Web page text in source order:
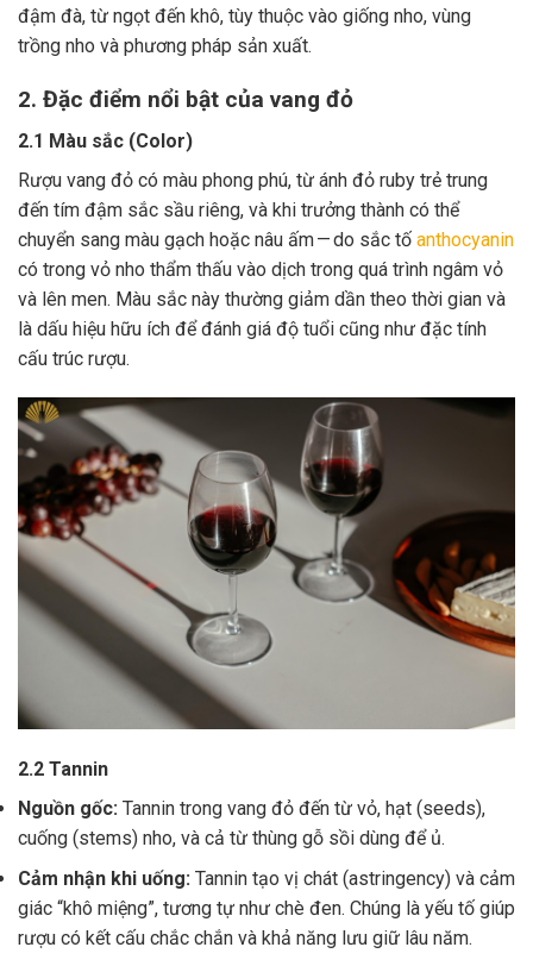
đậm đà, từ ngọt đến khô, tùy thuộc vào giống nho, vùng
trồng nho và phương pháp sản xuất.
2. Đặc điểm nổi bật của vang đỏ
2.1 Màu sắc (Color)
Rượu vang đỏ có màu phong phú, từ ánh đỏ ruby trẻ trung
đến tím đậm sắc sầu riêng, và khi trưởng thành có thể
chuyển sang màu gạch hoặc nâu ấm — do sắc tố anthocyanin
có trong vỏ nho thẩm thấu vào dịch trong quá trình ngâm vỏ
và lên men. Màu sắc này thường giảm dần theo thời gian và
là dấu hiệu hữu ích để đánh giá độ tuổi cũng như đặc tính
cấu trúc rượu.
2.2 Tannin
Nguồn gốc: Tannin trong vang đỏ đến từ vỏ, hạt (seeds),
cuống (stems) nho, và cả từ thùng gỗ sồi dùng để ủ.
Cảm nhận khi uống: Tannin tạo vị chát (astringency) và cảm
giác “khô miệng”, tương tự như chè đen. Chúng là yếu tố giúp
rượu có kết cấu chắc chắn và khả năng lưu giữ lâu năm.